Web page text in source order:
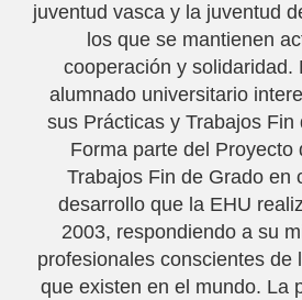
juventud vasca y la juventud
los que se mantienen
cooperación y solidaridad.
alumnado universitario
sus Prácticas y Trabajos Fin
Forma parte del Proyecto
Trabajos Fin de Grado en
desarrollo que la EHU
2003, respondiendo a su
profesionales conscientes de
que existen en el mundo. La